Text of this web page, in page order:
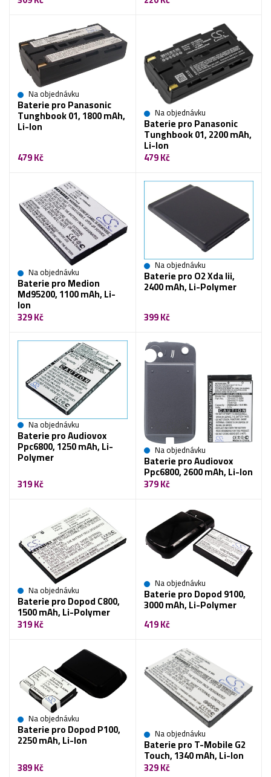
Na objednávku
Baterie pro Panasonic
Tunghbook 01, 1800 mAh,
Li-Ion
479 Kč
Na objednávku
Baterie pro Panasonic
Tunghbook 01, 2200 mAh,
Li-Ion
479 Kč
Na objednávku
Baterie pro Medion
Md95200, 1100 mAh, Li-
Ion
329 Kč
Na objednávku
Baterie pro O2 Xda Iii,
2400 mAh, Li-Polymer
399 Kč
Na objednávku
Baterie pro Audiovox
Ppc6800, 1250 mAh, Li-
Polymer
319 Kč
Na objednávku
Baterie pro Audiovox
Ppc6800, 2600 mAh, Li-Ion
379 Kč
Na objednávku
Baterie pro Dopod C800,
1500 mAh, Li-Polymer
319 Kč
Na objednávku
Baterie pro Dopod 9100,
3000 mAh, Li-Polymer
419 Kč
Na objednávku
Baterie pro Dopod P100,
2250 mAh, Li-Ion
389 Kč
Na objednávku
Baterie pro T-Mobile G2
Touch, 1340 mAh, Li-Ion
329 Kč